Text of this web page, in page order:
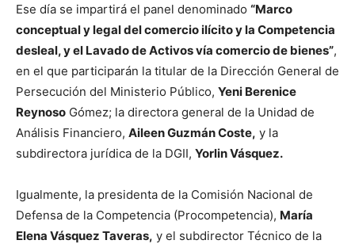
Ese día se impartirá el panel denominado “Marco
conceptual y legal del comercio ilícito y la Competencia
desleal, y el Lavado de Activos vía comercio de bienes”,
en el que participarán la titular de la Dirección General de
Persecución del Ministerio Público, Yeni Berenice
Reynoso Gómez; la directora general de la Unidad de
Análisis Financiero, Aileen Guzmán Coste, y la
subdirectora jurídica de la DGII, Yorlin Vásquez.
Igualmente, la presidenta de la Comisión Nacional de
Defensa de la Competencia (Procompetencia), María
Elena Vásquez Taveras, y el subdirector Técnico de la